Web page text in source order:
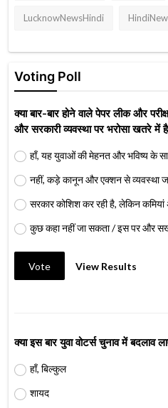
LucknowNewsHindi
Voting Poll
क्या बार-बार होने वाले पेपर लीक और
और सरकारी व्यवस्था पर भरोसा खतरे में
हाँ, यह युवाओं की मेहनत और भविष्य के
नहीं, कड़े कानून और एक्शन से व्यवस्था
सरकार कोशिश कर रही है, लेकिन कमियां
कुछ कहा नहीं जा सकता / इस पर और
Vote View Results
क्या इस बार युवा वोटर्स चुनाव में बदलाव
हाँ, बिल्कुल
शायद